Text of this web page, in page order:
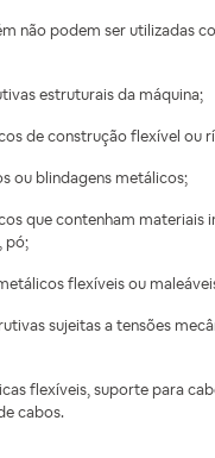
não podem ser utilizadas
estruturais da máquina;
de construção flexível ou
ou blindagens metálicos;
que contenham materiais
pó;
flexíveis ou
sujeitas a tensões
flexíveis, suporte para
cabos.